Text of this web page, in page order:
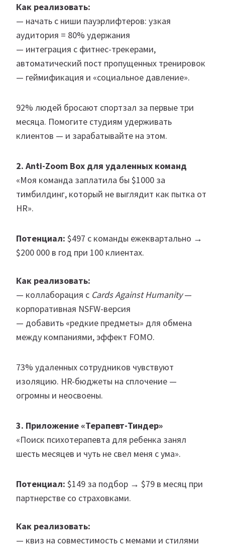
Как реализовать:
— начать с ниши пауэрлифтеров: узкая
аудитория = 80% удержания
— интеграция с фитнес-трекерами,
автоматический пост пропущенных тренировок
— геймификация и «социальное давление».
92% людей бросают спортзал за первые три
месяца. Помогите студиям удерживать
клиентов — и зарабатывайте на этом.
2. Anti-Zoom Box для удаленных команд
«Моя команда заплатила бы $1000 за
тимбилдинг, который не выглядит как пытка от
HR».
Потенциал: $497 с команды ежеквартально →
$200 000 в год при 100 клиентах.
Как реализовать:
— коллаборация с Cards Against Humanity—
корпоративная NSFW-версия
— добавить «редкие предметы» для обмена
между компаниями, эффект FOMO.
73% удаленных сотрудников чувствуют
изоляцию. HR-бюджеты на сплочение —
огромны и неосвоены.
3. Приложение «Терапевт-Тиндер»
«Поиск психотерапевта для ребенка занял
шесть месяцев и чуть не свел меня с ума».
Потенциал: $149 за подбор → $79 в месяц при
партнерстве со страховками.
Как реализовать:
— квиз на совместимость с мемами и стилями